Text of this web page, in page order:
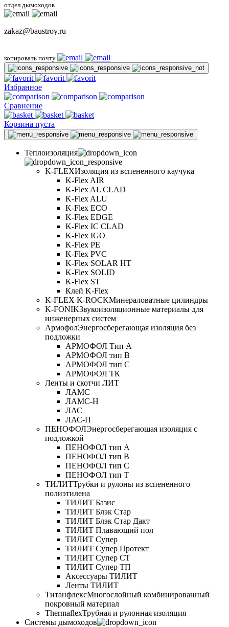
отдел дымоходов
zakaz@baustroy.ru
копировать почту
Избранное
Сравнение
Корзина пуста
Теплоизоляция
K-FLEXИзоляция из вспененного каучука
K-Flex AIR
K-Flex AL CLAD
K-Flex ALU
K-Flex ECO
K-Flex EDGE
K-Flex IC CLAD
K-Flex IGO
K-Flex PE
K-Flex PVC
K-Flex SOLAR HT
K-Flex SOLID
K-Flex ST
Клей K-Flex
K-FLEX K-ROCKМинераловатные цилиндры
K-FONIKЗвукоизоляционные материалы для
инженерных систем
АрмофолЭнергосберегающая изоляция без
подложки
АРМОФОЛ Тип А
АРМОФОЛ тип В
АРМОФОЛ тип C
АРМОФОЛ ТК
Ленты и скотчи ЛИТ
ЛАМС
ЛАМС-Н
ЛАС
ЛАС-П
ПЕНОФОЛЭнергосберегающая изоляция с
подложкой
ПЕНОФОЛ тип А
ПЕНОФОЛ тип B
ПЕНОФОЛ тип C
ПЕНОФОЛ тип T
ТИЛИТТрубки и рулоны из вспененного
полиэтилена
ТИЛИТ Базис
ТИЛИТ Блэк Стар
ТИЛИТ Блэк Стар Дакт
ТИЛИТ Плавающий пол
ТИЛИТ Супер
ТИЛИТ Супер Протект
ТИЛИТ Супер СТ
ТИЛИТ Супер ТП
Аксессуары ТИЛИТ
Ленты ТИЛИТ
ТитанфлексМногослойный комбинированный
покровный материал
ThermaflexТрубная и рулонная изоляция
Cистемы дымоходов